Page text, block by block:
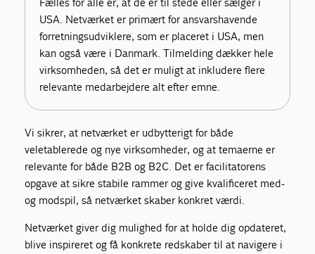
Fælles for alle er, at de er til stede eller sælger i
USA. Netværket er primært for ansvarshavende
forretningsudviklere, som er placeret i USA, men
kan også være i Danmark. Tilmelding dækker hele
virksomheden, så det er muligt at inkludere flere
relevante medarbejdere alt efter emne.
Vi sikrer, at netværket er udbytterigt for både
veletablerede og nye virksomheder, og at temaerne er
relevante for både B2B og B2C. Det er facilitatorens
opgave at sikre stabile rammer og give kvalificeret med-
og modspil, så netværket skaber konkret værdi.
Netværket giver dig mulighed for at holde dig opdateret,
blive inspireret og få konkrete redskaber til at navigere i